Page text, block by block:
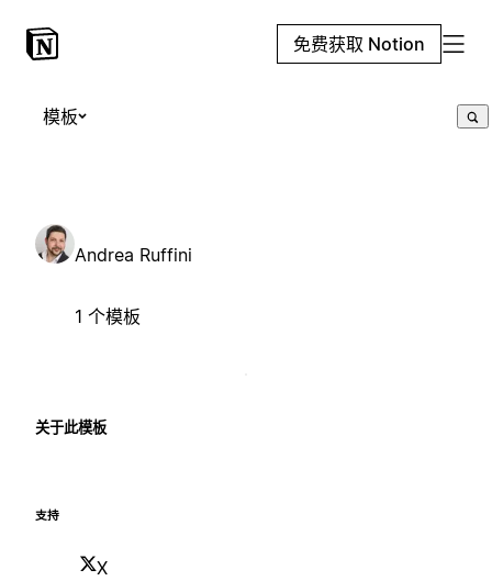
免费获取 Notion
模板
Andrea Ruffini
1 个模板
关于此模板
支持
X